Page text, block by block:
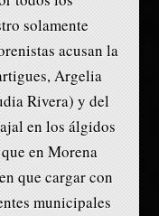
solamente
acusan la
Argelia
Rivera) y del
en los álgidos
en Morena
que cargar con
municipales